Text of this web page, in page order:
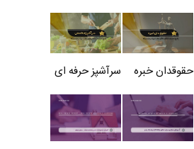
حقوقدان خبره سرآشپز حرفه ای